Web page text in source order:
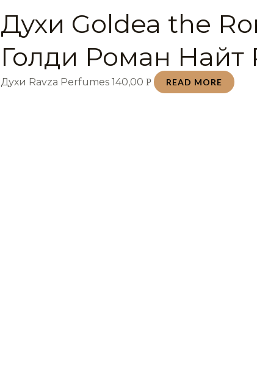
Духи Goldea the
Голди Роман Найт
Духи Ravza Perfumes140,00Р READ MORE